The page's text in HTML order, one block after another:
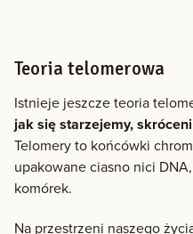
Teoria telomerowa
Istnieje jeszcze teoria
jak się starzejemy,
Telomery to końcówki
upakowane ciasno nici
komórek.
Na przestrzeni naszego